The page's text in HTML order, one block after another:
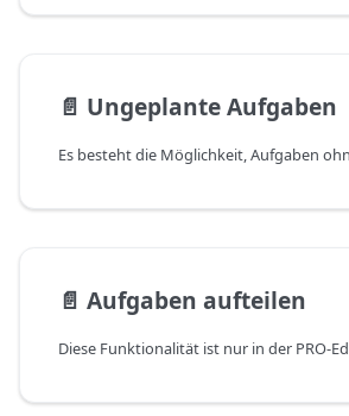
📄️ Ungeplante Aufgaben
📄️ Aufgaben aufteilen
Diese Funktionalität ist nur in der PRO-